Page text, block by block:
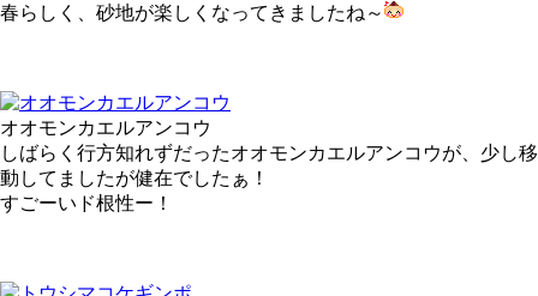
春らしく、砂地が楽しくなってきましたね～
オオモンカエルアンコウ
しばらく行方知れずだったオオモンカエルアンコウが、少し移
動してましたが健在でしたぁ！
すごーいド根性ー！